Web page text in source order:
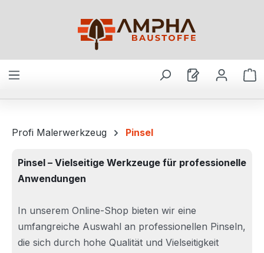
Profi Malerwerkzeug Pinsel
Pinsel – Vielseitige Werkzeuge für professionelle
Anwendungen
In unserem Online-Shop bieten wir eine
umfangreiche Auswahl an professionellen Pinseln,
die sich durch hohe Qualität und Vielseitigkeit